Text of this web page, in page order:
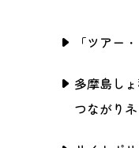
「ツアー
多摩島し
つながり